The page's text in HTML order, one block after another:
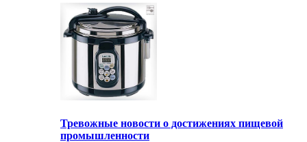
Тревожные новости о достижениях пищевой
промышленности